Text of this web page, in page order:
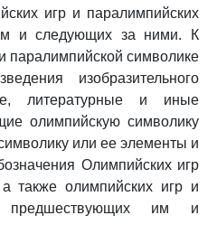
игр и паралимпийских
и следующих за ними. К
паралимпийской символике
изобразительного
литературные и иные
олимпийскую символику
или ее элементы и
Олимпийских игр
также олимпийских игр и
предшествующих им и